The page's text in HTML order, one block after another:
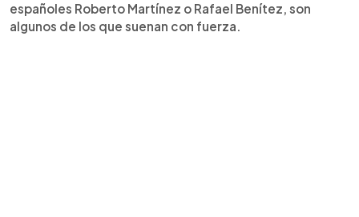
españoles Roberto Martínez o Rafael Benítez, son
algunos de los que suenan con fuerza.